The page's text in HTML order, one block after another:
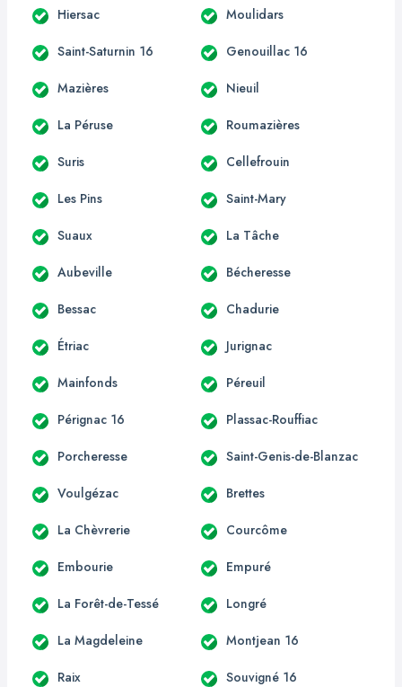
Hiersac Moulidars
Saint-Saturnin 16 Genouillac 16
Mazières Nieuil
La Péruse Roumazières
Suris Cellefrouin
Les Pins Saint-Mary
Suaux La Tâche
Aubeville Bécheresse
Bessac Chadurie
Étriac Jurignac
Mainfonds Péreuil
Pérignac 16 Plassac-Rouffiac
Porcheresse Saint-Genis-de-Blanzac
Voulgézac Brettes
La Chèvrerie Courcôme
Embourie Empuré
La Forêt-de-Tessé Longré
La Magdeleine Montjean 16
Raix Souvigné 16